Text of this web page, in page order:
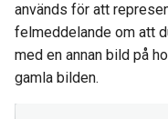
används för att
felmeddelande om att
med en annan bild på
gamla bilden.